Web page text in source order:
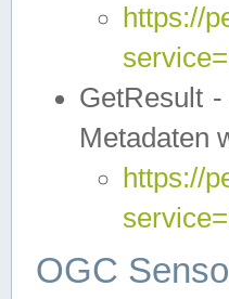
https://
GetResult
Metadaten
https://
OGC